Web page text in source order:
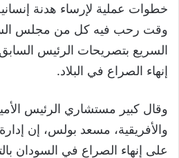
خطوات عملية لإرساء هدنة
وقت رحب فيه كل من مجلس
السريع بتصريحات الرئيس
إنهاء الصراع في البلاد.
وقال كبير مستشاري الرئيس
والأفريقية، مسعد بولس، إن
على إنهاء الصراع في السودان